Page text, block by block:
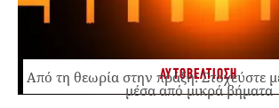
ΑΥΤΟΒΕΛΤΙΩΣΗ
Από τη θεωρία στην πράξη: Στοχεύστε
μέσα από μικρά βήματα